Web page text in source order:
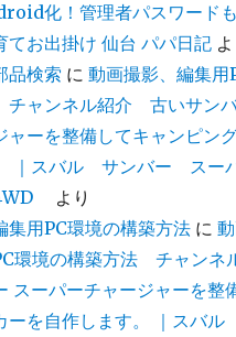
化！管理者パスワード
てお出掛け 仙台 パパ日記
品検索 に動画撮影、編集用
ャンネル紹介 古いサン
ャーを整備してキャンピン
｜スバル サンバー スー
より
集用PC環境の構築方法 に
環境の構築方法 チャンネ
スーパーチャージャーを整
ーを自作します。 ｜スバ